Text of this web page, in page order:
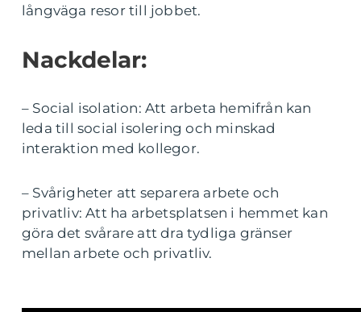
långväga resor till jobbet.
Nackdelar:
– Social isolation: Att arbeta hemifrån kan
leda till social isolering och minskad
interaktion med kollegor.
– Svårigheter att separera arbete och
privatliv: Att ha arbetsplatsen i hemmet kan
göra det svårare att dra tydliga gränser
mellan arbete och privatliv.